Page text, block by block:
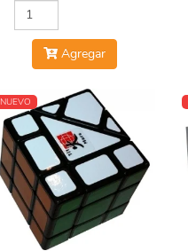
Agregar
NUEVO